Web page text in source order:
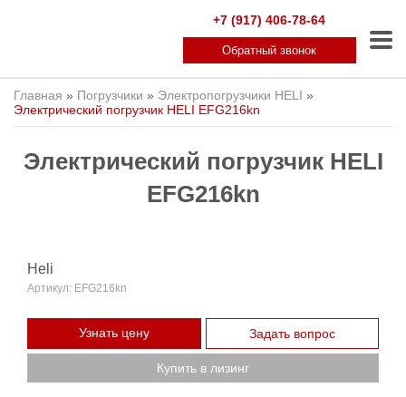
+7 (917) 406-78-64
Обратный звонок
Главная » Погрузчики » Электропогрузчики HELI »
Электрический погрузчик HELI EFG216kn
Электрический погрузчик HELI
EFG216kn
Heli
Артикул: EFG216kn
Узнать цену Задать вопрос
Купить в лизинг